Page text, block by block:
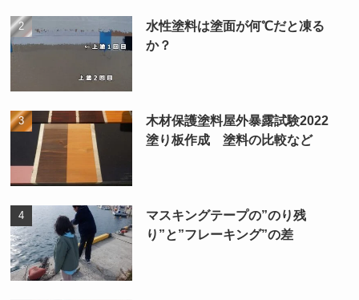
水性塗料は塗面が何℃だと凍る
か？
木材保護塗料屋外暴露試験2022
塗り板作成 塗料の比較など
マスキングテープの”のり残
り”と”フレーキング”の差